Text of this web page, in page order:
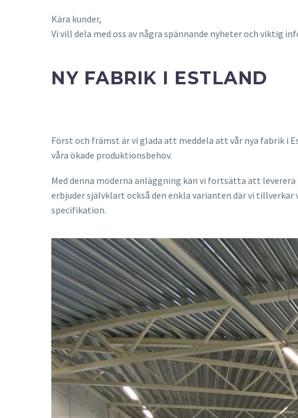
Kära kunder,
Vi vill dela med oss av några spännande nyheter och viktig
NY FABRIK I ESTLAND
Först och främst är vi glada att meddela att vår nya fabrik i
våra ökade produktionsbehov.
Med denna moderna anläggning kan vi fortsätta att
erbjuder självklart också den enkla varianten där vi
specifikation.